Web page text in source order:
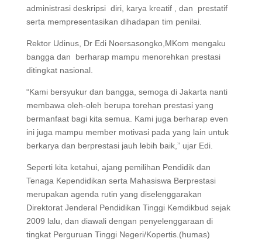
administrasi deskripsi diri, karya kreatif , dan prestatif
serta mempresentasikan dihadapan tim penilai.
Rektor Udinus, Dr Edi Noersasongko,MKom mengaku
bangga dan berharap mampu menorehkan prestasi
ditingkat nasional.
“Kami bersyukur dan bangga, semoga di Jakarta nanti
membawa oleh-oleh berupa torehan prestasi yang
bermanfaat bagi kita semua. Kami juga berharap even
ini juga mampu member motivasi pada yang lain untuk
berkarya dan berprestasi jauh lebih baik,” ujar Edi.
Seperti kita ketahui, ajang pemilihan Pendidik dan
Tenaga Kependidikan serta Mahasiswa Berprestasi
merupakan agenda rutin yang diselenggarakan
Direktorat Jenderal Pendidikan Tinggi Kemdikbud sejak
2009 lalu, dan diawali dengan penyelenggaraan di
tingkat Perguruan Tinggi Negeri/Kopertis.(humas)